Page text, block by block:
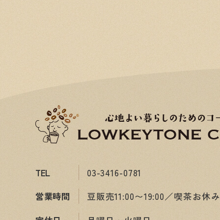
TEL
03-3416-0781
営業時間
豆販売11:00〜19:00／喫茶お休